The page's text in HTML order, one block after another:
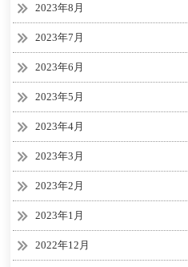
2023年8月
2023年7月
2023年6月
2023年5月
2023年4月
2023年3月
2023年2月
2023年1月
2022年12月